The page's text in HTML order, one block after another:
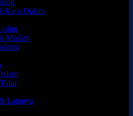
Kaos Dalam
Muslim
Lainnya